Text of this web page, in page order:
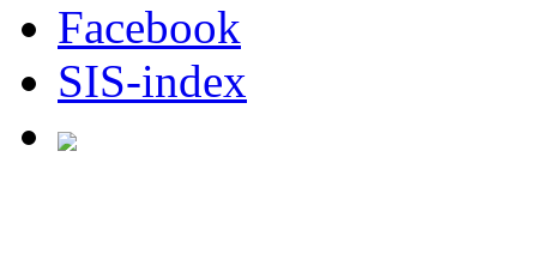
Facebook
SIS-index